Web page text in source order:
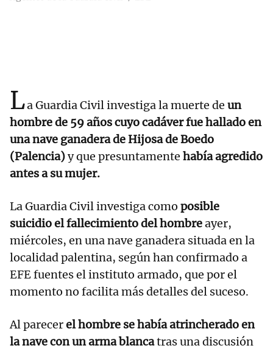
La Guardia Civil investiga la muerte de un
hombre de 59 años cuyo cadáver fue hallado en
una nave ganadera de Hijosa de Boedo
(Palencia)y que presuntamente había agredido
antes a su mujer.
La Guardia Civil investiga como posible
suicidio el fallecimiento del hombreayer,
miércoles, en una nave ganadera situada en la
localidad palentina, según han confirmado a
EFE fuentes el instituto armado, que por el
momento no facilita más detalles del suceso.
Al parecerel hombre se había atrincherado en
la nave con un arma blancatras una discusión